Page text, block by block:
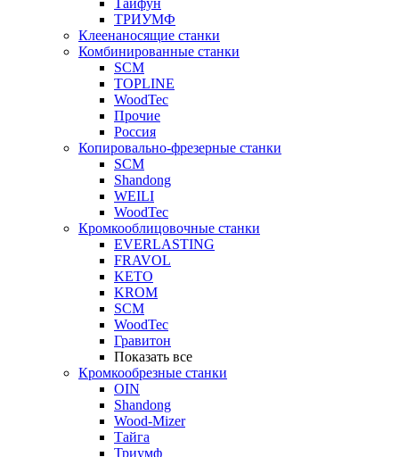
Тайфун
ТРИУМФ
Клеенаносящие станки
Комбинированные станки
SCM
TOPLINE
WoodTec
Прочие
Россия
Копировально-фрезерные станки
SCM
Shandong
WEILI
WoodTec
Кромкооблицовочные станки
EVERLASTING
FRAVOL
KETO
KROM
SCM
WoodTec
Гравитон
Показать все
Кромкообрезные станки
OIN
Shandong
Wood-Mizer
Тайга
Триумф